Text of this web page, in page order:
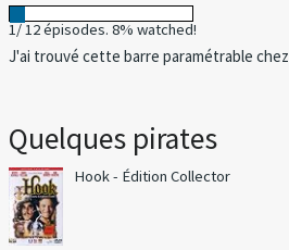
1/ 12 épisodes. 8% watched!
J'ai trouvé cette barre paramétrable chez
Quelques pirates
Hook - Édition Collector